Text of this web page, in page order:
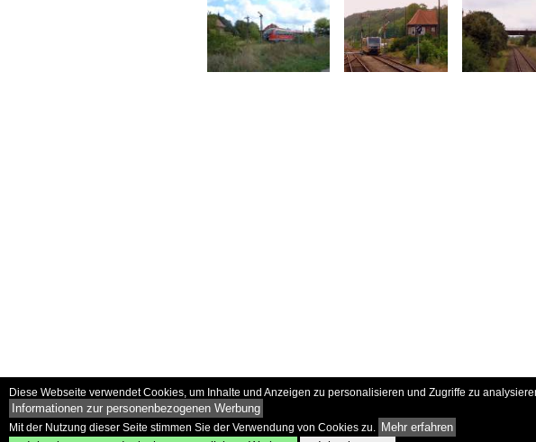
Diese Webseite verwendet Cookies, um Inhalte und Anzeigen zu personalisieren und Zugriffe zu
Informationen zur personenbezogenen Werbung
Mit der Nutzung dieser Seite stimmen Sie der Verwendung von Cookies zu. Mehr erfahren